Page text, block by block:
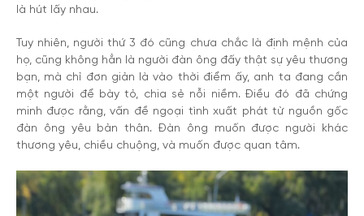
là hút lấy nhau.
Tuy nhiên, người thứ 3 đó cũng chưa chắc là định mệnh của
họ, cũng không hẳn là người đàn ông đấy thật sự yêu thương
bạn, mà chỉ đơn giản là vào thời điểm ấy, anh ta đang cần
một người để bày tỏ, chia sẻ nỗi niềm. Điều đó đã chứng
minh được rằng, vấn đề ngoại tình xuất phát từ nguồn gốc
đàn ông yêu bản thân. Đàn ông muốn được người khác
thương yêu, chiều chuộng, và muốn được quan tâm.